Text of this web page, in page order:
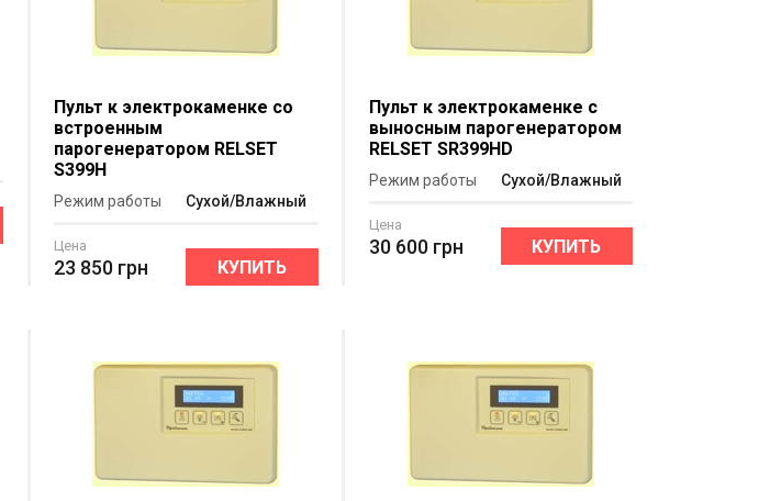
Пульт к электрокаменке со
встроенным
парогенератором RELSET
S399H
Режим работы Сухой/Влажный
Цена
23 850 грн КУПИТЬ
Пульт к электрокаменке c
выносным парогенератором
RELSET SR399HD
Режим работы Сухой/Влажный
Цена
30 600 грн КУПИТЬ